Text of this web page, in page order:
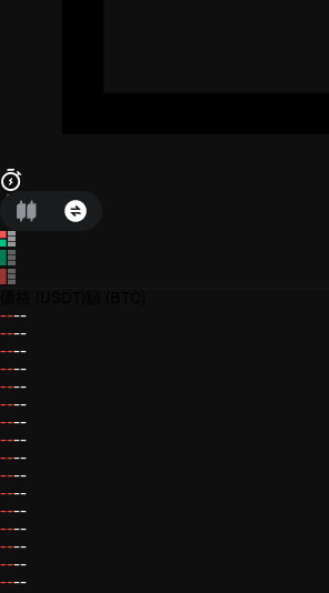
----
----
----
----
----
----
----
----
----
----
----
----
----
----
----
----